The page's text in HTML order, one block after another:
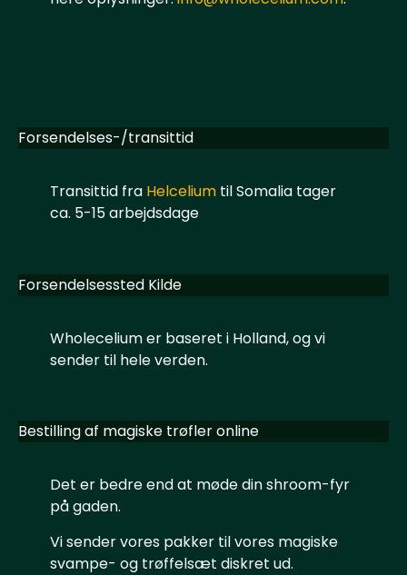
Forsendelses-/transittid
Transittid fra Helcelium til Somalia tager
ca. 5-15 arbejdsdage
Forsendelsessted Kilde
Wholecelium er baseret i Holland, og vi
sender til hele verden.
Bestilling af magiske trøfler online
Det er bedre end at møde din shroom-fyr
på gaden.
Vi sender vores pakker til vores magiske
svampe- og trøffelsæt diskret ud.